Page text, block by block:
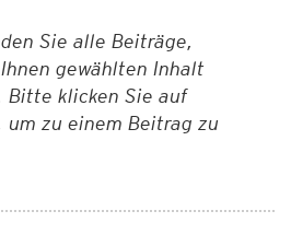
Sie alle Beiträge,
gewählten Inhalt
Bitte klicken Sie auf
um zu einem Beitrag zu